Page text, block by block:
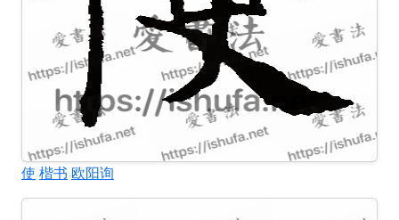
使 楷书 欧阳询